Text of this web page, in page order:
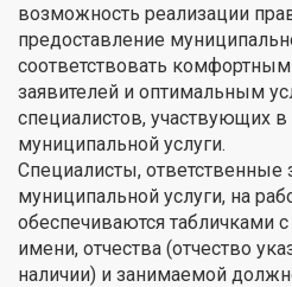
возможность реализации
предоставление
соответствовать
заявителей и оптимальным
специалистов, участвующих
муниципальной услуги.
Специалисты, ответственные
муниципальной услуги, на
обеспечиваются табличками
имени, отчества (отчество
наличии) и занимаемой